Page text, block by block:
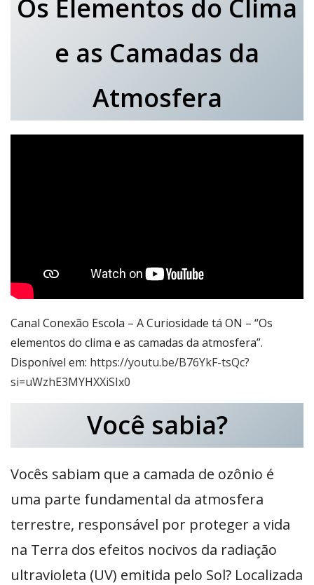
Os Elementos do Clima
e as Camadas da
Atmosfera
Canal Conexão Escola – A Curiosidade tá ON – “Os
elementos do clima e as camadas da atmosfera”.
Disponível em: https://youtu.be/B76YkF-tsQc?
si=uWzhE3MYHXXiSIx0
Você sabia?
Vocês sabiam que a camada de ozônio é
uma parte fundamental da atmosfera
terrestre, responsável por proteger a vida
na Terra dos efeitos nocivos da radiação
ultravioleta (UV) emitida pelo Sol? Localizada